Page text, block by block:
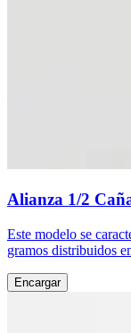
Alianza 1/2
Este modelo se
gramos distribuidos
Encargar